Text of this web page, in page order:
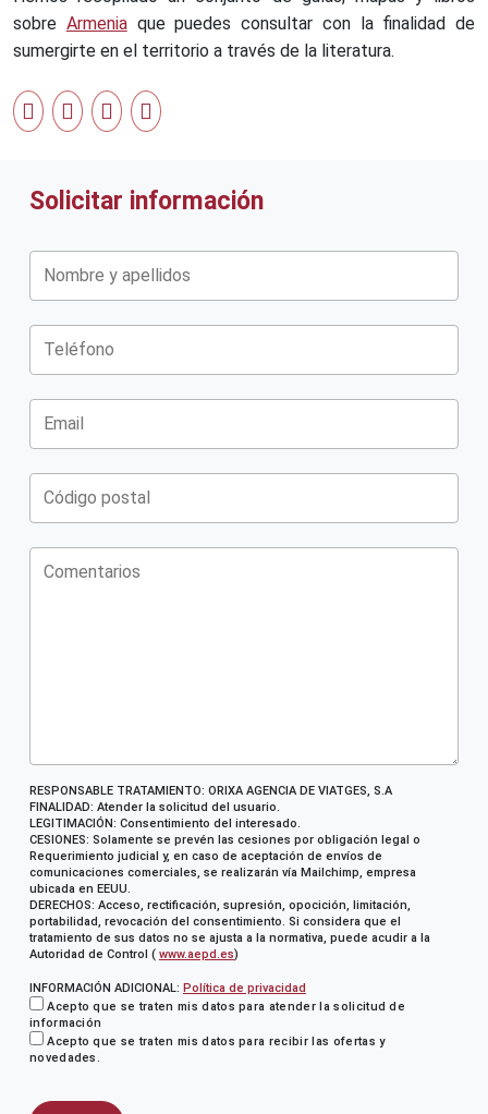
sobre Armeniaque puedes consultar con la finalidad de
sumergirte en el territorio a través de la literatura.
Solicitar información
RESPONSABLE TRATAMIENTO: ORIXA AGENCIA DE VIATGES, S.A
FINALIDAD: Atender la solicitud del usuario.
LEGITIMACIÓN: Consentimiento del interesado.
CESIONES: Solamente se prevén las cesiones por obligación legal o
Requerimiento judicial y, en caso de aceptación de envíos de
comunicaciones comerciales, se realizarán vía Mailchimp, empresa
ubicada en EEUU.
DERECHOS: Acceso, rectificación, supresión, opocición, limitación,
portabilidad, revocación del consentimiento. Si considera que el
tratamiento de sus datos no se ajusta a la normativa, puede acudir a la
Autoridad de Control ( www.aepd.es)
INFORMACIÓN ADICIONAL: Política de privacidad
Acepto que se traten mis datos para atender la solicitud de
información
Acepto que se traten mis datos para recibir las ofertas y
novedades.